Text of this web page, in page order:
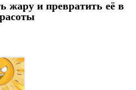
жару и превратить её в